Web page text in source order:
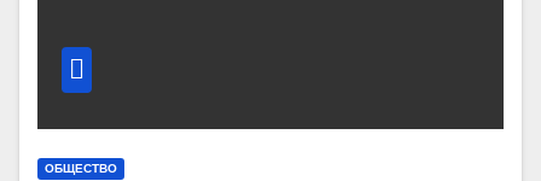
ОБЩЕСТВО